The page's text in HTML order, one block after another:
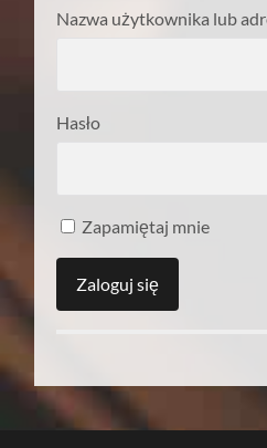
Nazwa użytkownika lub
Hasło
Zapamiętaj mnie